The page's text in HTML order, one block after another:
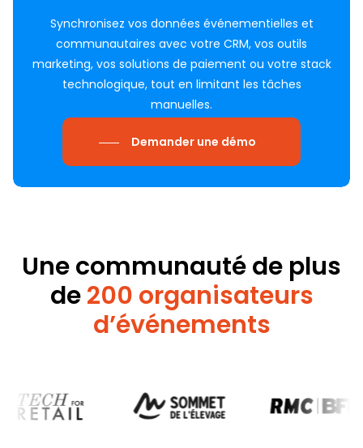
Synchronisez vos données événementielles et
communautaires avec votre CRM, vos outils
marketing, vos solutions de paiement ou votre stack
technologique, tout en limitant les tâches
manuelles.
Demander une démo
Unecommunauté de plus
de200 organisateurs
d’événements